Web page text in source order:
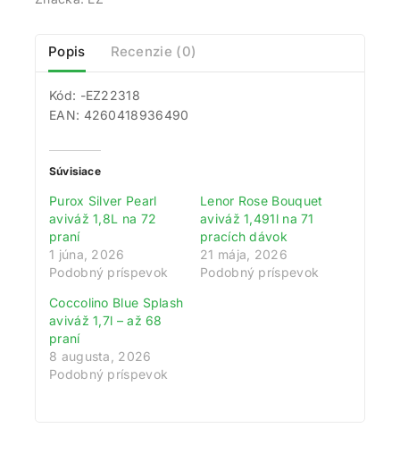
Popis Recenzie (0)
Kód: -EZ22318
EAN: 4260418936490
Súvisiace
Purox Silver Pearl
aviváž 1,8L na 72
praní
1 júna, 2026
Podobný príspevok
Lenor Rose Bouquet
aviváž 1,491l na 71
pracích dávok
21 mája, 2026
Podobný príspevok
Coccolino Blue Splash
aviváž 1,7l – až 68
praní
8 augusta, 2026
Podobný príspevok